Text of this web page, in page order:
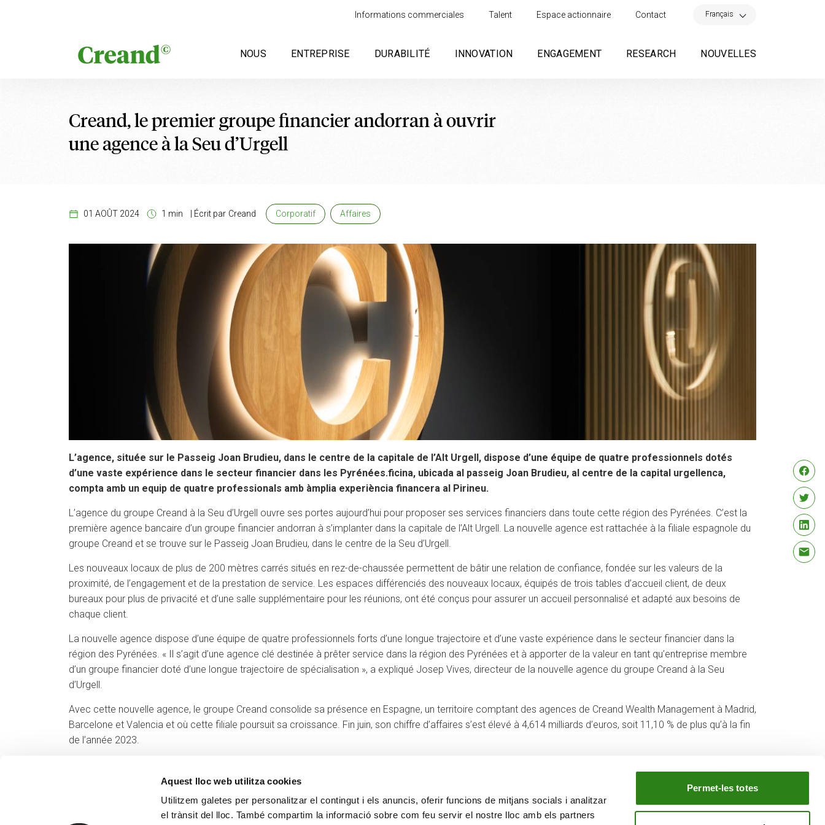
Aquest lloc web utilitza cookies
Utilitzem galetes per personalitzar el contingut i els anuncis, oferir funcions de mitjans socials i analitzar
el trànsit del lloc. També compartim la informació sobre com feu servir el nostre lloc amb els partners
Permet-les totes
Informations commerciales Talent Espace actionnaire Contact Français
NOUS ENTREPRISE DURABILITÉ INNOVATION ENGAGEMENT RESEARCH NOUVELLES
Creand, le premier groupe financier andorran à ouvrir
une agence à la Seu d’Urgell
01 AOÛT 2024 1 min Écrit par Creand Corporatif Affaires
L’agence, située sur le Passeig Joan Brudieu, dans le centre de la capitale de l’Alt Urgell, dispose d’une équipe de quatre professionnels dotés
d’une vaste expérience dans le secteur financier dans les Pyrénées.ficina, ubicada al passeig Joan Brudieu, al centre de la capital urgellenca,
compta amb un equip de quatre professionals amb àmplia experiència financera al Pirineu.
L’agence du groupe Creand à la Seu d’Urgell ouvre ses portes aujourd’hui pour proposer ses services financiers dans toute cette région des Pyrénées. C’est la
première agence bancaire d’un groupe financier andorran à s’implanter dans la capitale de l’Alt Urgell. La nouvelle agence est rattachée à la filiale espagnole du
groupe Creand et se trouve sur le Passeig Joan Brudieu, dans le centre de la Seu d’Urgell.
Les nouveaux locaux de plus de 200 mètres carrés situés en rez-de-chaussée permettent de bâtir une relation de confiance, fondée sur les valeurs de la
proximité, de l’engagement et de la prestation de service. Les espaces différenciés des nouveaux locaux, équipés de trois tables d’accueil client, de deux
bureaux pour plus de privacité et d’une salle supplémentaire pour les réunions, ont été conçus pour assurer un accueil personnalisé et adapté aux besoins de
chaque client.
La nouvelle agence dispose d’une équipe de quatre professionnels forts d’une longue trajectoire et d’une vaste expérience dans le secteur financier dans la
région des Pyrénées. « Il s’agit d’une agence clé destinée à prêter service dans la région des Pyrénées et à apporter de la valeur en tant qu’entreprise membre
d’un groupe financier doté d’une longue trajectoire de spécialisation », a expliqué Josep Vives, directeur de la nouvelle agence du groupe Creand à la Seu
d’Urgell.
Avec cette nouvelle agence, le groupe Creand consolide sa présence en Espagne, un territoire comptant des agences de Creand Wealth Management à Madrid,
Barcelone et Valencia et où cette filiale poursuit sa croissance. Fin juin, son chiffre d’affaires s’est élevé à 4,614 milliards d’euros, soit 11,10 % de plus qu’à la fin
de l’année 2023.
Contact
PLUS CREAND
NOTRE GROUPE